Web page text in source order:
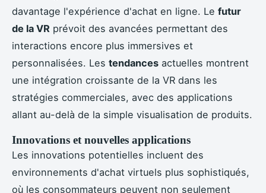
davantage l'expérience d'achat en ligne. Le futur
de la VR prévoit des avancées permettant des
interactions encore plus immersives et
personnalisées. Les tendances actuelles montrent
une intégration croissante de la VR dans les
stratégies commerciales, avec des applications
allant au-delà de la simple visualisation de produits.
Innovations et nouvelles applications
Les innovations potentielles incluent des
environnements d'achat virtuels plus sophistiqués,
où les consommateurs peuvent non seulement